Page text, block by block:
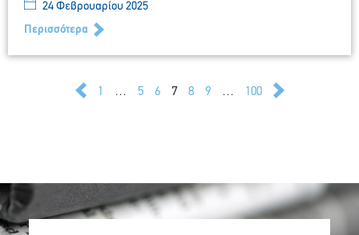
24 Φεβρουαρίου 2025
Περισσότερα
1 … 5 6 7 8 9 … 100